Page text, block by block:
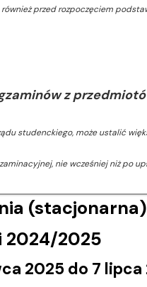
przed rozpoczęciem
z
studenckiego, może ustalić
nie wcześniej niż po
(stacjonarna)
2024/2025
2025 do 7 lipca